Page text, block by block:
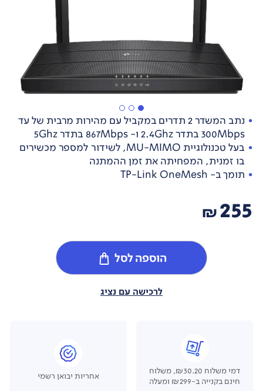
נתב המשדר 2 תדרים במקביל עם מהירות מרבית של עד
300Mbps בתדר 2.4Ghz ו- 867Mbps בתדר 5Ghz
בעל טכנולוגיית MU-MIMO, לשידור למספר מכשירים
בו זמנית, המפחיתה את זמן ההמתנה
תומך ב- TP-Link OneMesh
255
₪
הוספה לסל
לרכישה עם נציג
דמי משלוח ₪30.20, משלוח
חינם בקנייה ב-₪299 ומעלה
אחריות יבואן רשמי